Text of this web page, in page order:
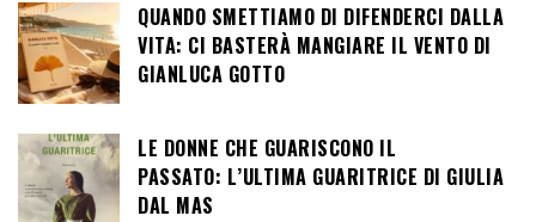
QUANDO SMETTIAMO DI DIFENDERCI DALLA
VITA: CI BASTERÀ MANGIARE IL VENTO DI
GIANLUCA GOTTO
LE DONNE CHE GUARISCONO IL
PASSATO: L’ULTIMA GUARITRICE DI GIULIA
DAL MAS